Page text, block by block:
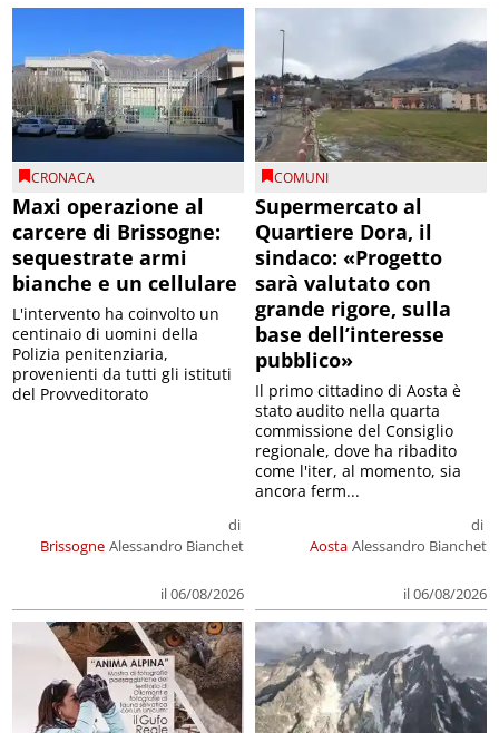
CRONACA
Maxi operazione al
carcere di Brissogne:
sequestrate armi
bianche e un cellulare
Brissogne
di
Alessandro Bianchet
il 06/08/2026
L'intervento ha coinvolto un
centinaio di uomini della
Polizia penitenziaria,
provenienti da tutti gli istituti
del Provveditorato
COMUNI
Supermercato al
Quartiere Dora, il
sindaco: «Progetto
sarà valutato con
grande rigore, sulla
base dell’interesse
pubblico»
Aosta
di
Alessandro Bianchet
il 06/08/2026
Il primo cittadino di Aosta è
stato audito nella quarta
commissione del Consiglio
regionale, dove ha ribadito
come l'iter, al momento, sia
ancora ferm...